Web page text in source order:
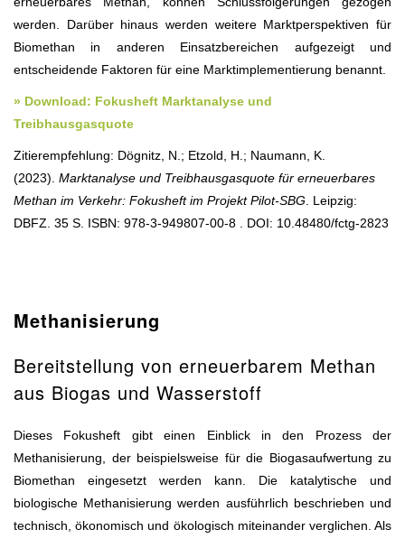
werden. Darüber hinaus werden weitere Marktperspektiven für
Biomethan in anderen Einsatzbereichen aufgezeigt und
entscheidende Faktoren für eine Marktimplementierung benannt.
» Download: Fokusheft Marktanalyse und
Treibhausgasquote
Zitierempfehlung: Dögnitz, N.; Etzold, H.; Naumann, K.
(2023). Marktanalyse und Treibhausgasquote für erneuerbares
Methan im Verkehr: Fokusheft im Projekt Pilot-SBG . Leipzig:
DBFZ. 35 S. ISBN: 978-3-949807-00-8 . DOI: 10.48480/fctg-2823
Methanisierung
Bereitstellung von erneuerbarem Methan
aus Biogas und Wasserstoff
Dieses Fokusheft gibt einen Einblick in den Prozess der
Methanisierung, der beispielsweise für die Biogasaufwertung zu
Biomethan eingesetzt werden kann. Die katalytische und
biologische Methanisierung werden ausführlich beschrieben und
technisch, ökonomisch und ökologisch miteinander verglichen. Als